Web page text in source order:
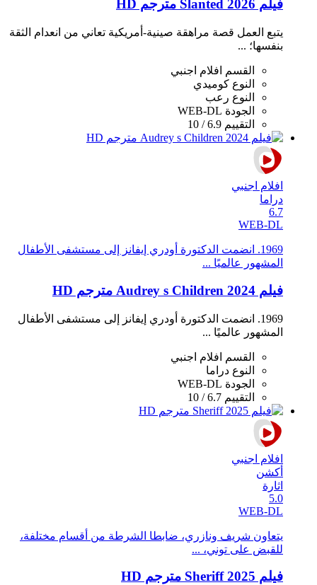
فيلم Slanted 2026 مترجم HD
يتبع العمل قصة مراهقة صينية-أمريكية تعاني من انعدام الثقة
بنفسها؛ ...
القسم
افلام اجنبي
النوع كوميدي
النوع رعب
الجودة WEB-DL
التقييم 6.9 / 10
افلام اجنبي
دراما
6.7
WEB-DL
1969. انضمت الدكتورة أودري إيفانز إلى مستشفى الأطفال
المشهور عالميًا ...
فيلم Audrey s Children 2024 مترجم HD
1969. انضمت الدكتورة أودري إيفانز إلى مستشفى الأطفال
المشهور عالميًا ...
القسم
افلام اجنبي
النوع دراما
الجودة WEB-DL
التقييم 6.7 / 10
افلام اجنبي
أكشن
اثارة
5.0
WEB-DL
يتعاون شريف ونازري، ضابطا الشرطة من أقسام مختلفة،
للقبض على توني، ...
فيلم Sheriff 2025 مترجم HD